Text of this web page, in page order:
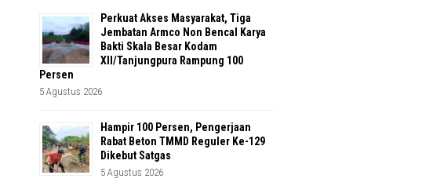
Perkuat Akses Masyarakat, Tiga
Jembatan Armco Non Bencal Karya
Bakti Skala Besar Kodam
XII/Tanjungpura Rampung 100
Persen
5 Agustus 2026
Hampir 100 Persen, Pengerjaan
Rabat Beton TMMD Reguler Ke-129
Dikebut Satgas
5 Agustus 2026